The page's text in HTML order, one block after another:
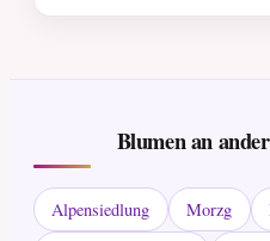
Blumen an
Alpensiedlung Morzg